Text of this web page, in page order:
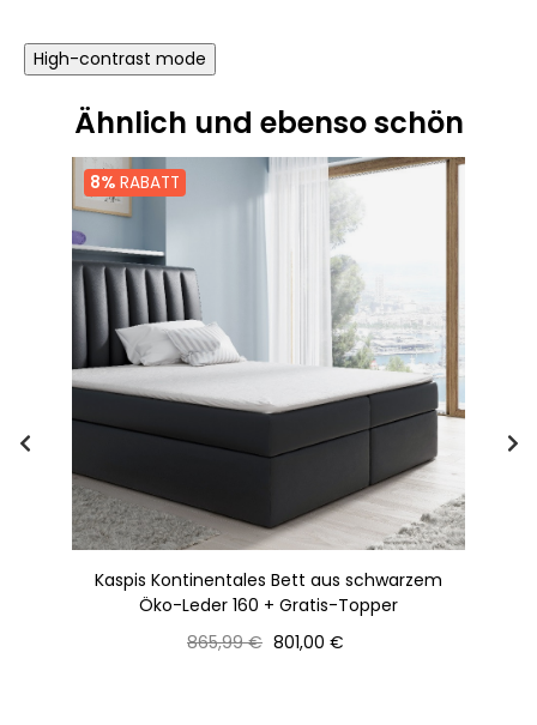
High-contrast mode
Ähnlich und ebenso schön
8% RABATT
Kaspis Kontinentales Bett aus schwarzem
Öko-Leder 160 + Gratis-Topper
Normaler
865,99 € Preis
801,00 €